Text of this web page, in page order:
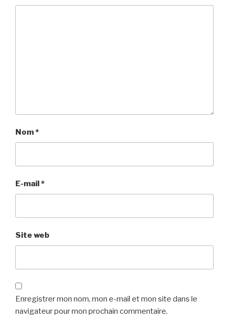
Nom*
E-mail*
Site web
Enregistrer mon nom, mon e-mail et mon site dans le
navigateur pour mon prochain commentaire.